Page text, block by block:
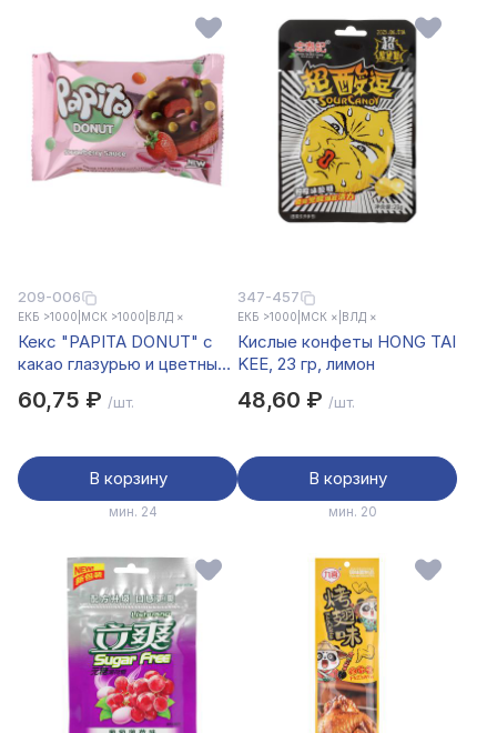
209-006
ЕКБ >1000 МСК >1000 ВЛД ×
Кекс "PAPITA DONUT" с
какао глазурью и цветным
клубника 40гр
60,75 ₽ /шт.
В корзину
мин. 24
347-457
ЕКБ >1000 МСК × ВЛД ×
Кислые конфеты HONG TAI
KEE, 23 гр, лимон
48,60 ₽ /шт.
В корзину
мин. 20